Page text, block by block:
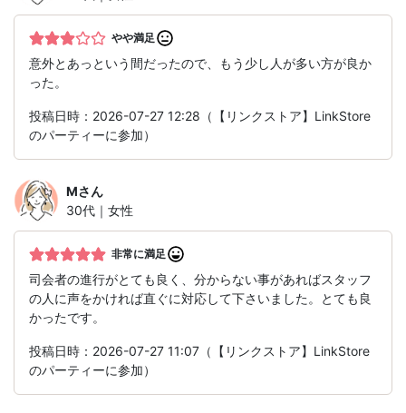
やや満足
意外とあっという間だったので、もう少し人が多い方が良か
った。
投稿日時：2026-07-27 12:28（【リンクストア】LinkStore
のパーティーに参加）
Mさん
30代｜女性
非常に満足
司会者の進行がとても良く、分からない事があればスタッフ
の人に声をかければ直ぐに対応して下さいました。とても良
かったです。
投稿日時：2026-07-27 11:07（【リンクストア】LinkStore
のパーティーに参加）